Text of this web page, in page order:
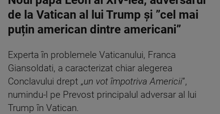
de la Vatican al lui Trump și ”cel mai
puțin american dintre americani”
Experta în problemele Vaticanului, Franca
Giansoldati, a caracterizat chiar alegerea
Conclavului drept „un vot împotriva Americii”,
numindu-l pe Prevost principalul adversar al lui
Trump în Vatican.